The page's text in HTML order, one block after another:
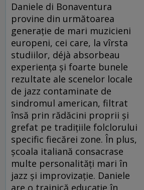
Daniele di Bonaventura
provine din următoarea
generație de mari muzicieni
europeni, cei care, la vîrsta
studiilor, déjà absorbeau
experiența și foarte bunele
rezultate ale scenelor locale
de jazz contaminate de
sindromul american, filtrat
însă prin rădăcini proprii și
grefat pe tradițiile folclorului
specific fiecărei zone. În plus,
școala italiană consacrase
multe personalități mari în
jazz și improvizație. Daniele